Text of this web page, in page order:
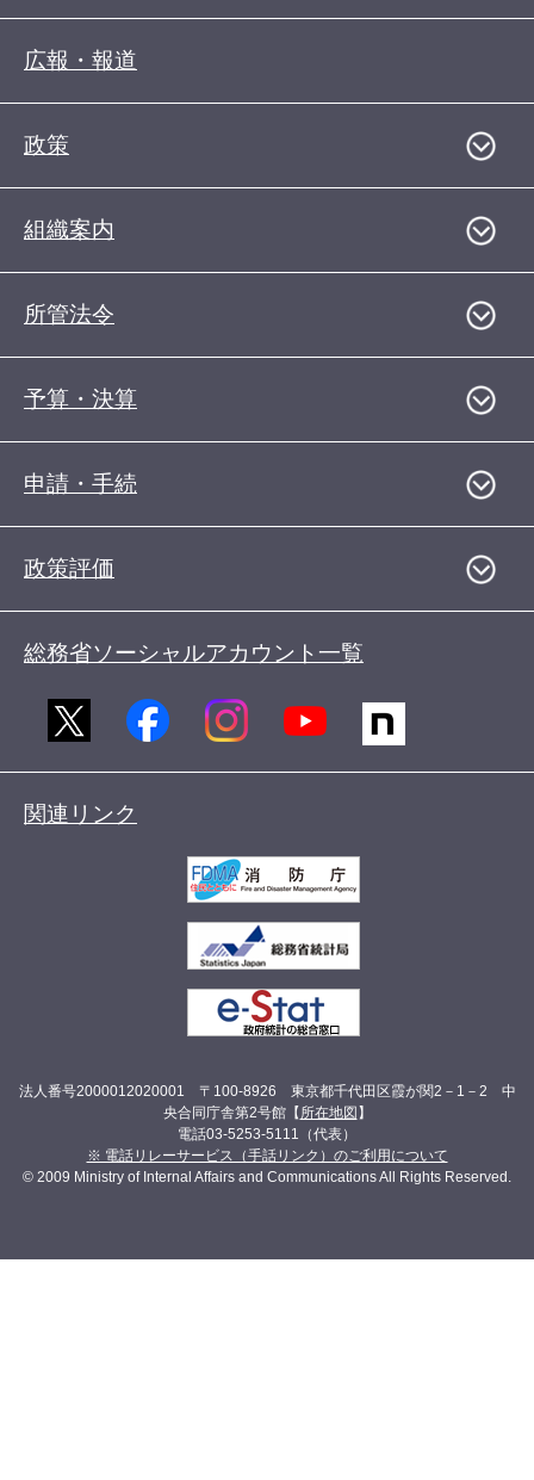
広報・報道
政策
組織案内
所管法令
予算・決算
申請・手続
政策評価
総務省ソーシャルアカウント一覧
関連リンク
法人番号2000012020001 〒100-8926 東京都千代田区霞が関2－1－2 中
央合同庁舎第2号館【 所在地図 】
電話03-5253-5111（代表）
※ 電話リレーサービス（手話リンク）のご利用について
© 2009 Ministry of Internal Affairs and Communications All Rights Reserved.